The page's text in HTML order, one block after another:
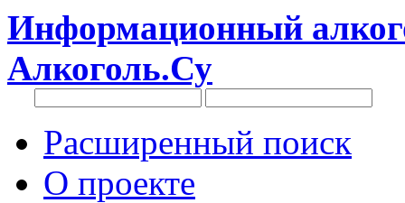
Информационный
Алкоголь.Су
Расширенный поиск
О проекте